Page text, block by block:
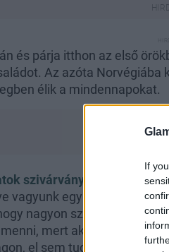
If
és párja itthon az első
Az azóta Norvégiába
élik a mindennapokat.
szivárványcsaláddá?
vagyunk együtt a
nagyon szeretnék
mert akkor nem
el sem tudtuk képzelni,